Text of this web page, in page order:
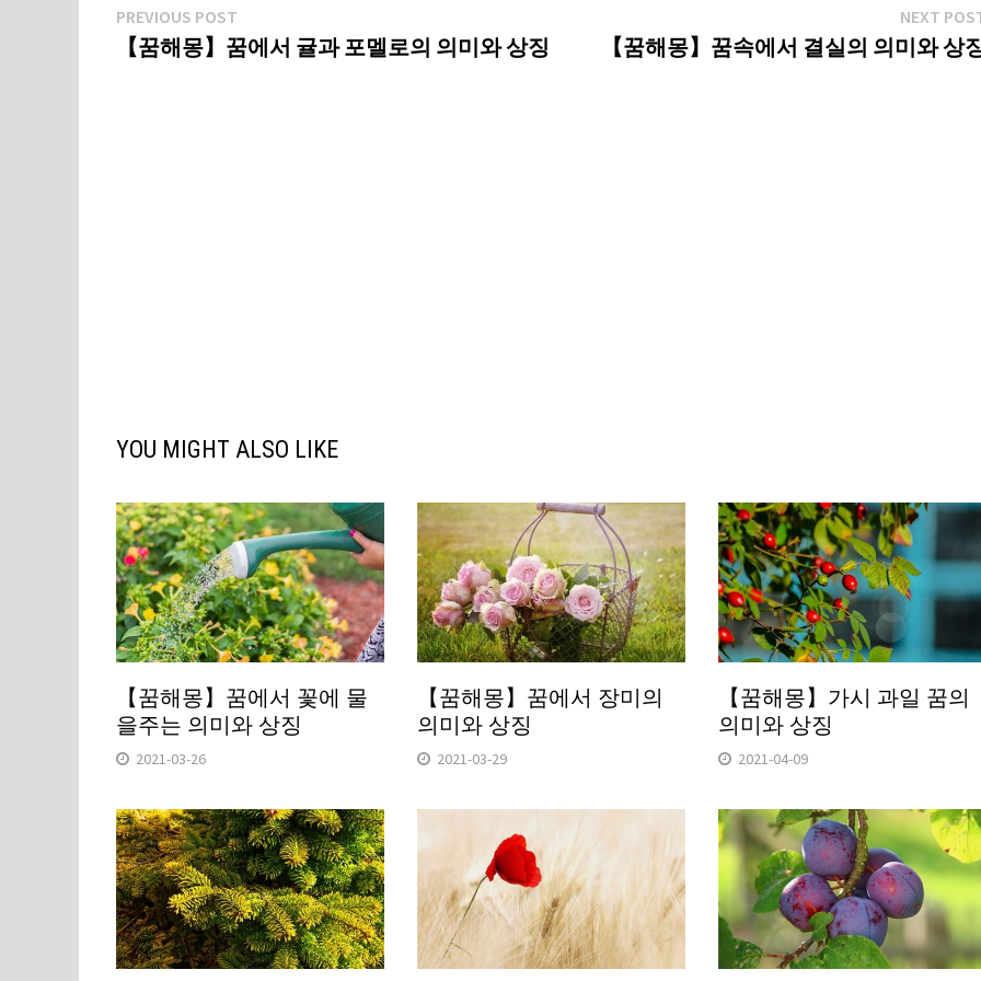
글
탐
PREVIOUS POST
post:
【꿈해몽】꿈에서 귤과 포멜로의 의미와 상징
NEXT
【꿈해몽】꿈속에서 결실의 의미와 상
YOU MIGHT ALSO LIKE
【꿈해몽】꿈에서 꽃에 물
을주는 의미와 상징
2021-03-26
【꿈해몽】꿈에서 장미의
의미와 상징
2021-03-29
【꿈해몽】가시 과일 꿈의
의미와 상징
2021-04-09